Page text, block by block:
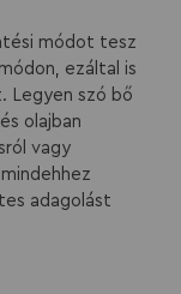
módot tesz
ezáltal is
Legyen szó bő
olajban
vagy
adagolást